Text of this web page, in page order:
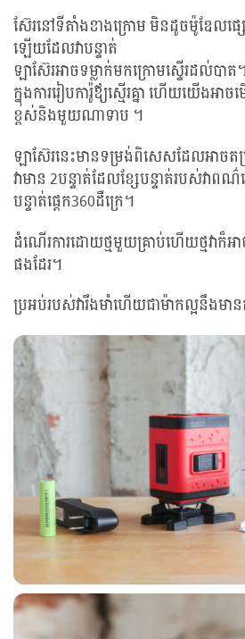
ស៊ែរនៅទីតាំងខាងក្រោម មិនដូចម៉ូឌែលផ្
ឡើយដែលវាបន្ទាត់
ឡាស៊ែរអាចទម្លាក់មកក្រោមស្ទើរដល់បា
ក្នុងការរៀបការ៉ូឪ្យស្មើរគ្នា ហើយយើង
ខ្ពស់និងមួយណាទាប ។
ឡាស៊ែរនេះមានទម្រង់ពិសេសដែលអាចត
វាមាន 2បន្ទាត់ដែលខ្សែបន្ទាត់របស់វាព
បន្ទាត់ផ្តេក360ដឺក្រេ។
ដំណើរការដោយថ្មមួយគ្រាប់ហើយថ្មវាក៏
ផងដែរ។
ប្រអប់របស់វារឹងមាំហើយជាម៉ាកល្អនឹងម